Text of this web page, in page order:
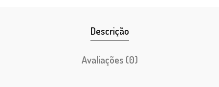
Descrição
Avaliações (0)